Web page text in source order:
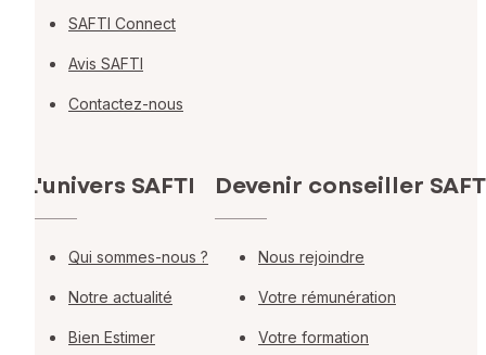
SAFTI Connect
Avis SAFTI
Contactez-nous
L'univers SAFTI
Qui sommes-nous ?
Notre actualité
Bien Estimer
Devenir conseiller
Nous rejoindre
Votre rémunération
Votre formation